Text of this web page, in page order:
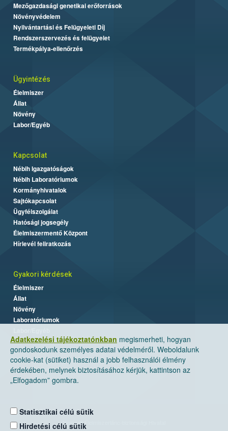
Adatkezelési tájékoztatónkban megismerheti, hogyan
gondoskodunk személyes adatai védelméről. Weboldalunk
cookie-kat (sütiket) használ a jobb felhasználói élmény
érdekében, melynek biztosításához kérjük, kattintson az
„Elfogadom” gombra.
Statisztikai célú sütik
Hirdetési célú sütik
Mezőgazdasági genetikai erőforrások
Növényvédelem
Nyilvántartási és Felügyeleti Díj
Rendszerszervezés és felügyelet
Termékpálya-ellenőrzés
Ügyintézés
Élelmiszer
Állat
Növény
Labor/Egyéb
Kapcsolat
Nébih Igazgatóságok
Nébih Laboratóriumok
Kormányhivatalok
Sajtókapcsolat
Ügyfélszolgálat
Hatósági jogsegély
Élelmiszermentő Központ
Hírlevél feliratkozás
Gyakori kérdések
Élelmiszer
Állat
Növény
Laboratóriumok
Nemzeti Élelmiszerlánc-biztonsági Hivatal